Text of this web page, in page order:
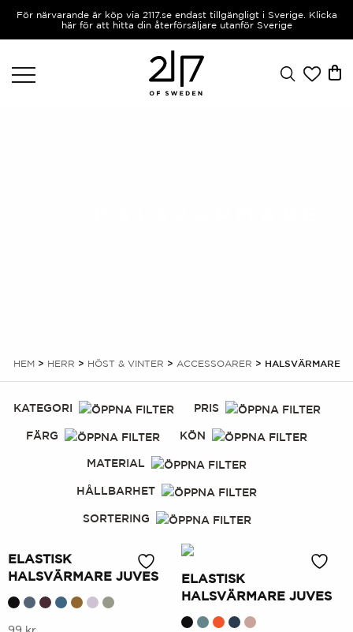
För närvarande är köp via 2117.se endast tillgängligt i Sverige. Klicka
här för att hitta din återförsäljare utanför Sverige
HEM> HERR > HÖST & VINTER > ACCESSOARER > HALSVÄRMARE
KATEGORI PRIS
FÄRG KÖN
MATERIAL
HÅLLBARHET
SORTERING
ELASTISK
HALSVÄRMARE JUVES
99 kr
ELASTISK
HALSVÄRMARE JUVES